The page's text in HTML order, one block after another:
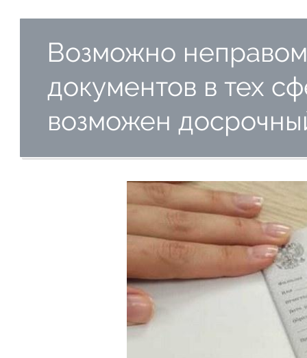
Возможно
документов в тех
возможен